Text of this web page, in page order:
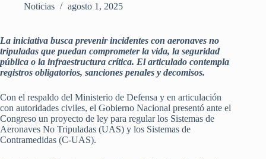
Noticias agosto 1, 2025
La iniciativa busca prevenir incidentes con aeronaves no
tripuladas que puedan comprometer la vida, la seguridad
pública o la infraestructura crítica. El articulado contempla
registros obligatorios, sanciones penales y decomisos.
Con el respaldo del Ministerio de Defensa y en articulación
con autoridades civiles, el Gobierno Nacional presentó ante el
Congreso un proyecto de ley para regular los Sistemas de
Aeronaves No Tripuladas (UAS) y los Sistemas de
Contramedidas (C-UAS).